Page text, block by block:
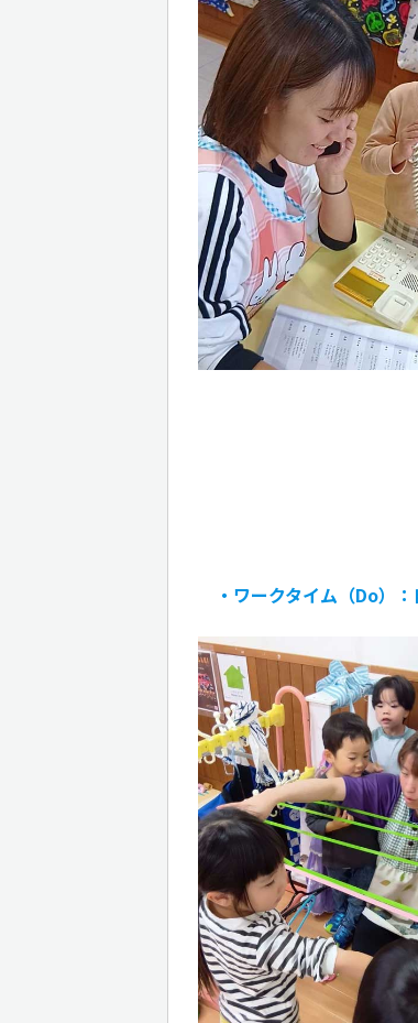
・ワークタイム（Do）